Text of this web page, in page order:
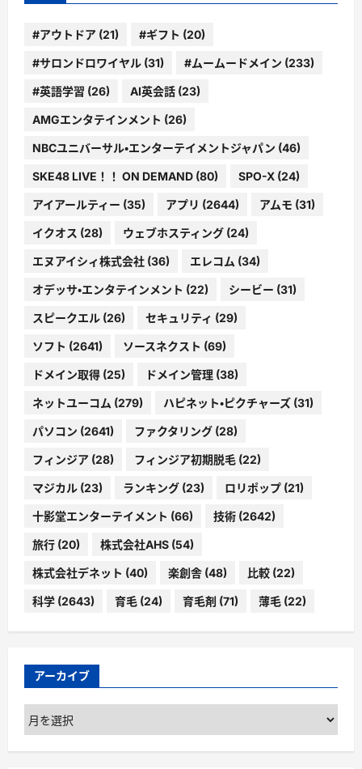
#アウトドア (21) #ギフト (20)
#サロンドロワイヤル (31) #ムームードメイン (233)
#英語学習 (26) AI英会話 (23)
AMGエンタテインメント (26)
NBCユニバーサル・エンターテイメントジャパン (46)
SKE48 LIVE！！ ON DEMAND (80) SPO-X (24)
アイアールティー (35) アプリ (2644) アムモ (31)
イクオス (28) ウェブホスティング (24)
エヌアイシィ株式会社 (36) エレコム (34)
オデッサ・エンタテインメント (22) シービー (31)
スピークエル (26) セキュリティ (29)
ソフト (2641) ソースネクスト (69)
ドメイン取得 (25) ドメイン管理 (38)
ネットユーコム (279) ハピネット・ピクチャーズ (31)
パソコン (2641) ファクタリング (28)
フィンジア (28) フィンジア初期脱毛 (22)
マジカル (23) ランキング (23) ロリポップ (21)
十影堂エンターテイメント (66) 技術 (2642)
旅行 (20) 株式会社AHS (54)
株式会社デネット (40) 楽創舎 (48) 比較 (22)
科学 (2643) 育毛 (24) 育毛剤 (71) 薄毛 (22)
アーカイブ
ア
ー
カ